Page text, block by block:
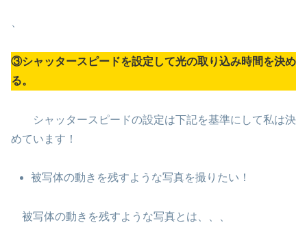
③シャッタースピードを設定して光の取り込み時間を決め
る。
シャッタースピードの設定は下記を基準にして私は決
めています！
被写体の動きを残すような写真を撮りたい！
被写体の動きを残すような写真とは、、、